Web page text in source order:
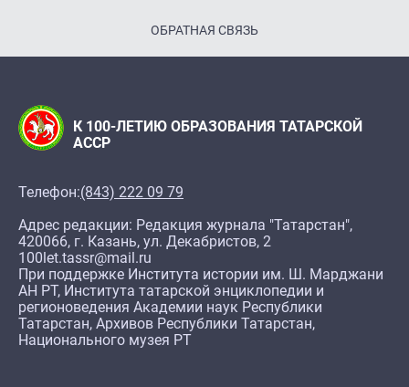
ОБРАТНАЯ СВЯЗЬ
К 100-ЛЕТИЮ ОБРАЗОВАНИЯ ТАТАРСКОЙ
АССР
Телефон:(843) 222 09 79
Адрес редакции: Редакция журнала "Татарстан",
420066, г. Казань, ул. Декабристов, 2
100let.tassr@mail.ru
При поддержке Института истории им. Ш. Марджани
АН РТ, Института татарской энциклопедии и
регионоведения Академии наук Республики
Татарстан, Архивов Республики Татарстан,
Национального музея РТ